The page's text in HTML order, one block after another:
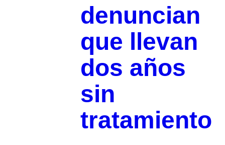
denuncian
que llevan
dos años
sin
tratamiento